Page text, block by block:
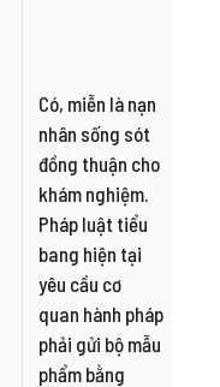
Có, miễn là nạn
nhân sống sót
đồng thuận cho
khám nghiệm.
Pháp luật tiểu
bang hiện tại
yêu cầu cơ
quan hành pháp
phải gửi bộ mẫu
phẩm bằng